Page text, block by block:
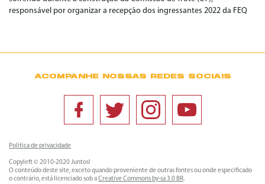
responsável por organizar a recepção dos ingressantes 2022 da FEQ
ACOMPANHE NOSSAS REDES SOCIAIS
Política de privacidade
Copyleft © 2010-2020 Juntos!
O conteúdo deste site, exceto quando proveniente de outras fontes ou onde especificado
o contrário, está licenciado sob aCreative Commons by-sa 3.0 BR.